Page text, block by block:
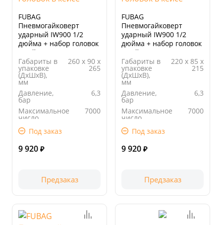
FUBAG
Пневмогайковерт
ударный IW900 1/2
дюйма + набор головок
в кейсе
Габариты в
упаковке
(ДхШхВ),
мм
260 х 90 х
265
Давление,
бар
6,3
Максимальное
число
об/мин
7000
Под заказ
9 920 ₽
Предзаказ
FUBAG
Пневмогайковерт
ударный IW900 1/2
дюйма + набор головок
в кейсе
Габариты в
упаковке
(ДхШхВ),
мм
220 х 85 х
215
Давление,
бар
6,3
Максимальное
число
об/мин
7000
Под заказ
9 920 ₽
Предзаказ